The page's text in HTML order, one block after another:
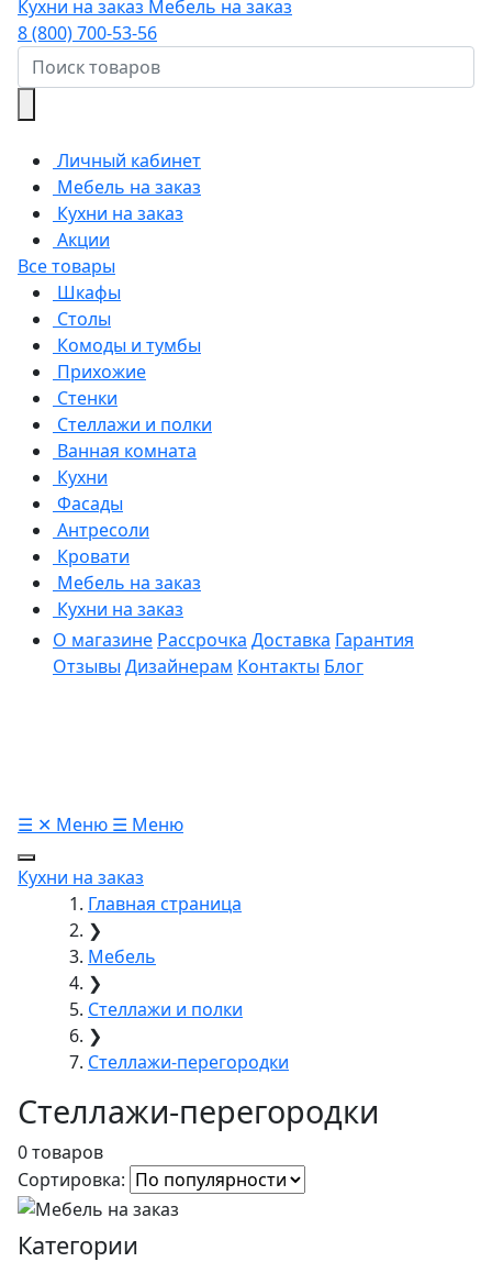
Кухни на заказ Мебель на заказ
8 (800) 700-53-56
Личный кабинет
Мебель на заказ
Кухни на заказ
Акции
Все товары
Шкафы
Столы
Комоды и тумбы
Прихожие
Стенки
Стеллажи и полки
Ванная комната
Кухни
Фасады
Антресоли
Кровати
Мебель на заказ
Кухни на заказ
О магазине Рассрочка Доставка Гарантия
Отзывы Дизайнерам Контакты Блог
☰ ✕ Меню ☰ Меню
Кухни на заказ
Главная страница
❯
Мебель
❯
Стеллажи и полки
❯
Стеллажи-перегородки
Стеллажи-перегородки
0 товаров
Сортировка:
Категории